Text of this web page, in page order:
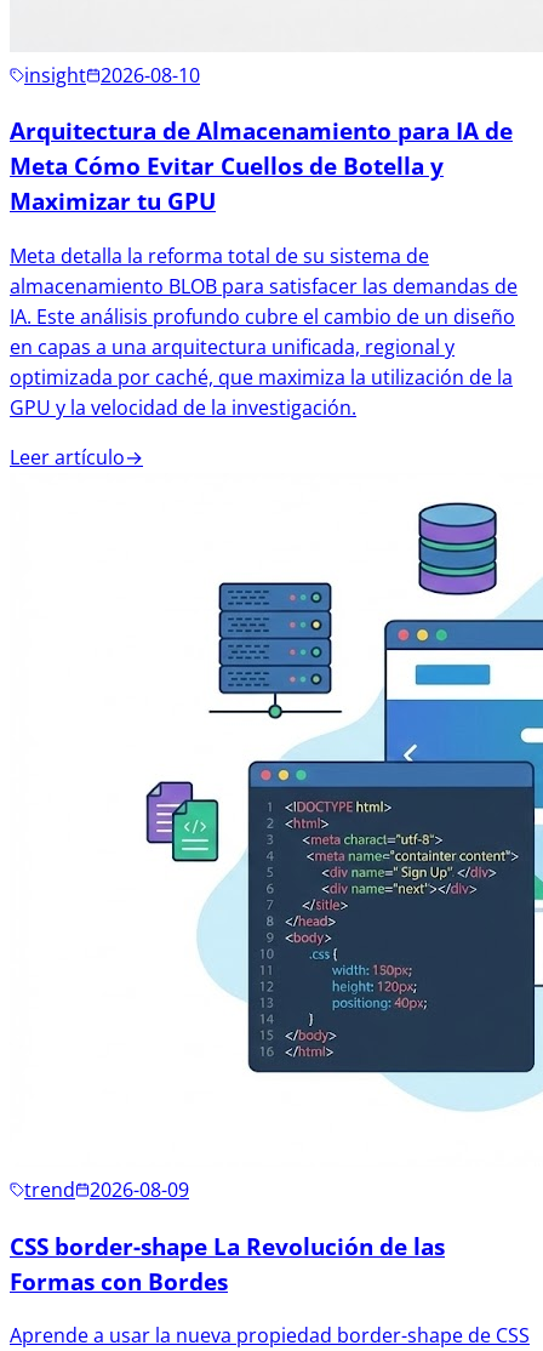
insight 2026-08-10
Arquitectura de Almacenamiento para IA de
Meta Cómo Evitar Cuellos de Botella y
Maximizar tu GPU
Meta detalla la reforma total de su sistema de
almacenamiento BLOB para satisfacer las demandas de
IA. Este análisis profundo cubre el cambio de un diseño
en capas a una arquitectura unificada, regional y
optimizada por caché, que maximiza la utilización de la
GPU y la velocidad de la investigación.
Leer artículo→
trend 2026-08-09
CSS border-shape La Revolución de las
Formas con Bordes
Aprende a usar la nueva propiedad border-shape de CSS